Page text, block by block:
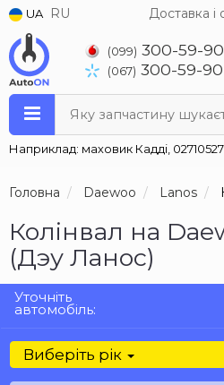
UA RU Доставка і
(099) 300-59-90
(067) 300-59-90
Яку запчастину
Наприклад: маховик Кадді,
Головна Daewoo Lanos
Колінвал на
(Дэу Ланос)
Уточніть
автомобіль:
Виберіть рік